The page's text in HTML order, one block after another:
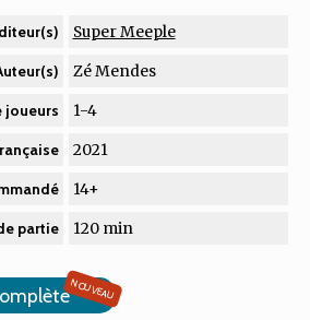
Super Meeple
Zé Mendes
joueurs 1-4
2021
14+
partie 120 min
NOUVEAU